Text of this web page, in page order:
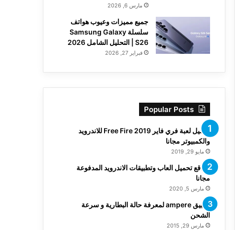
مارس 6, 2026
جميع مميزات وعيوب هواتف
سلسلة Samsung Galaxy
S26 | التحليل الشامل 2026
فبراير 27, 2026
Popular Posts
تحميل لعبة فري فاير Free Fire 2019 للاندرويد
والكمبيوتر مجانا
مايو 29, 2019
مواقع تحميل العاب وتطبيقات الاندرويد المدفوعة
مجانا
مارس 5, 2020
تطبيق ampere لمعرفة حالة البطارية و سرعة
الشحن
مارس 29, 2015